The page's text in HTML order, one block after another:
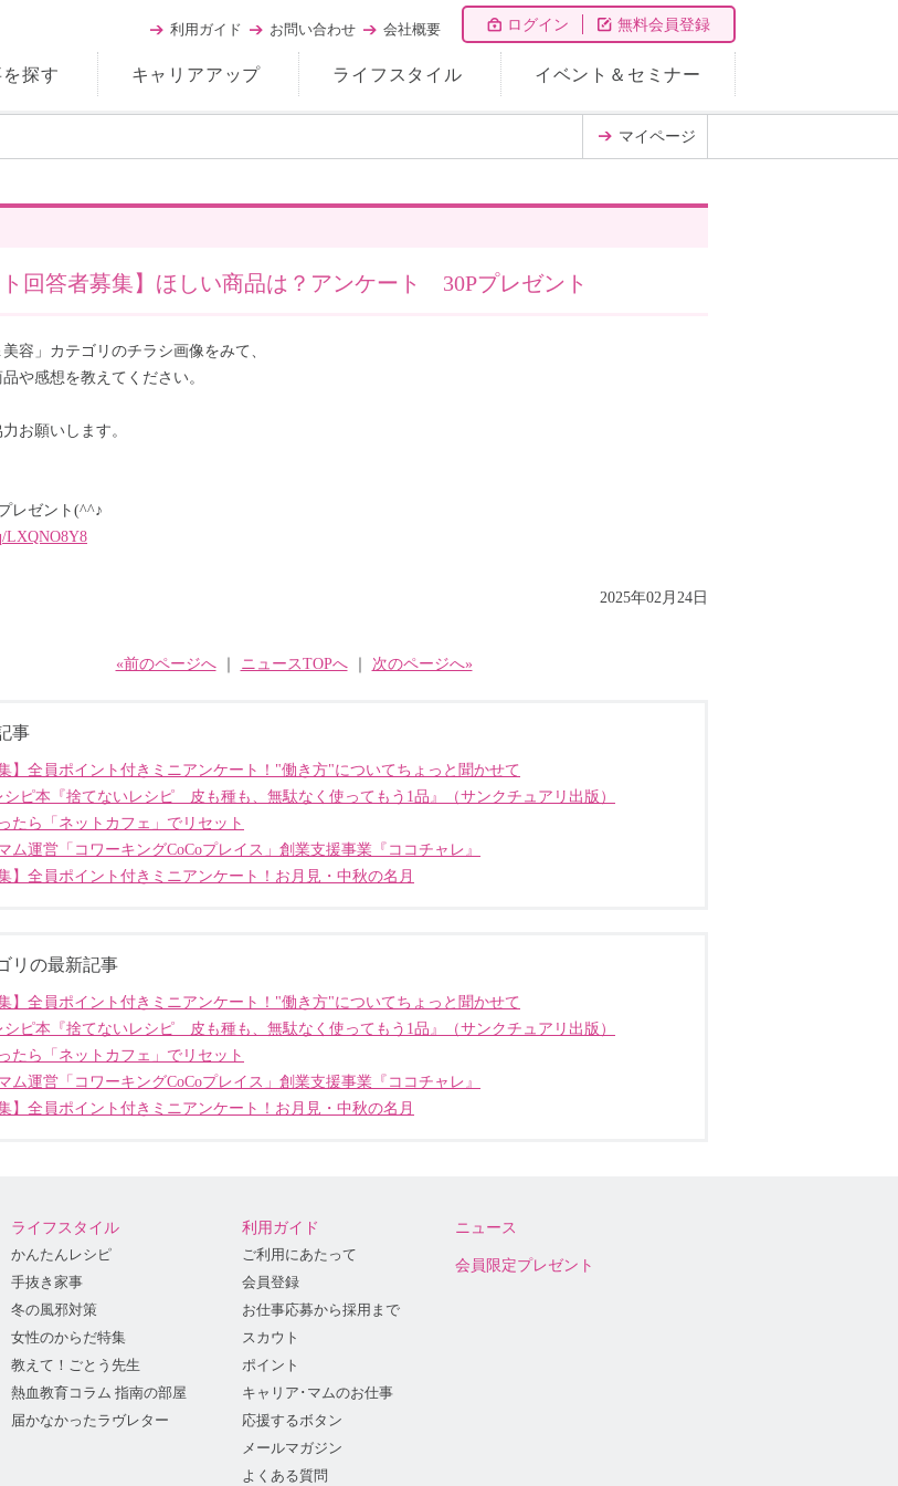
ログイン 無料会員登録
探す キャリアアップ ライフスタイル イベント＆セミナー
利用ガイド お問い合わせ 会社概要
マイページ
ト回答者募集】ほしい商品は？アンケート 30Pプレゼント
美容」カテゴリのチラシ画像をみて、
や感想を教えてください。
お願いします。
レゼント(^^♪
LXQNO8Y8
2025年02月24日
«前のページへ｜ ニュースTOPへ｜ 次のページへ»
事
】全員ポイント付きミニアンケート！"働き方"についてちょっと聞かせて
シピ本『捨てないレシピ 皮も種も、無駄なく使ってもう1品』（サンクチュアリ出版）
たら「ネットカフェ」でリセット
ム運営「コワーキングCoCoプレイス」創業支援事業『ココチャレ』
】全員ポイント付きミニアンケート！お月見・中秋の名月
リの最新記事
】全員ポイント付きミニアンケート！"働き方"についてちょっと聞かせて
シピ本『捨てないレシピ 皮も種も、無駄なく使ってもう1品』（サンクチュアリ出版）
たら「ネットカフェ」でリセット
ム運営「コワーキングCoCoプレイス」創業支援事業『ココチャレ』
】全員ポイント付きミニアンケート！お月見・中秋の名月
ライフスタイル
かんたんレシピ
手抜き家事
冬の風邪対策
女性のからだ特集
教えて！ごとう先生
熱血教育コラム 指南の部屋
届かなかったラヴレター
利用ガイド
ご利用にあたって
会員登録
お仕事応募から採用まで
スカウト
ポイント
キャリア･マムのお仕事
応援するボタン
メールマガジン
よくある質問
ニュース
会員限定プレゼント